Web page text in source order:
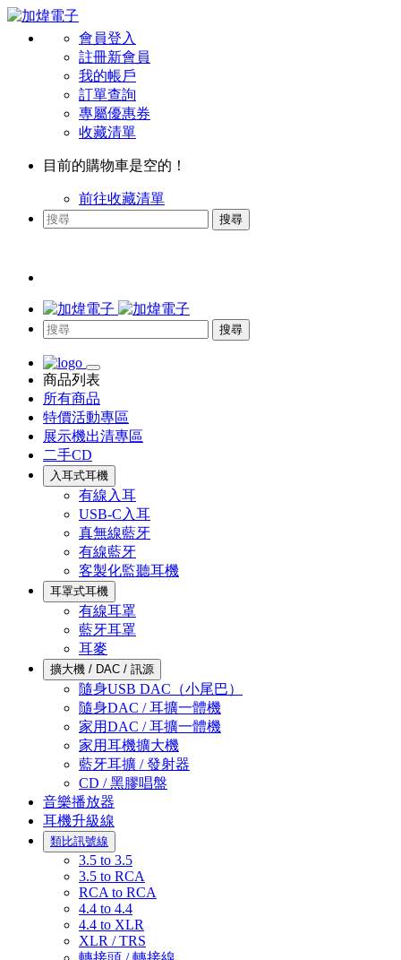
會員登入
註冊新會員
我的帳戶
訂單查詢
專屬優惠券
收藏清單
目前的購物車是空的！
前往收藏清單
搜尋
搜尋
商品列表
所有商品
特價活動專區
展示機出清專區
二手CD
入耳式耳機
有線入耳
USB-C入耳
真無線藍牙
有線藍牙
客製化監聽耳機
耳罩式耳機
有線耳罩
藍牙耳罩
耳麥
擴大機 / DAC / 訊源
隨身USB DAC（小尾巴）
隨身DAC / 耳擴一體機
家用DAC / 耳擴一體機
家用耳機擴大機
藍牙耳擴 / 發射器
CD / 黑膠唱盤
音樂播放器
耳機升級線
類比訊號線
3.5 to 3.5
3.5 to RCA
RCA to RCA
4.4 to 4.4
4.4 to XLR
XLR / TRS